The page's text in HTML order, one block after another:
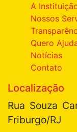
A
Nossos
Quero
Notícias
Contato
Localização
Rua Souza
Friburgo/RJ